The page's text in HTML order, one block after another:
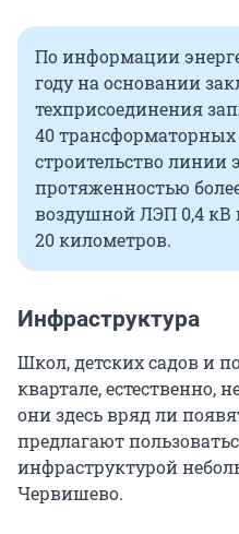
По информации
году на основании
техприсоединения
40
строительство линии
протяженностью
воздушной ЛЭП 0,4 кВ
20 километров.
Инфраструктура
Школ, детских садов и
квартале, естественно,
они здесь вряд ли
предлагают
инфраструктурой
Червишево.